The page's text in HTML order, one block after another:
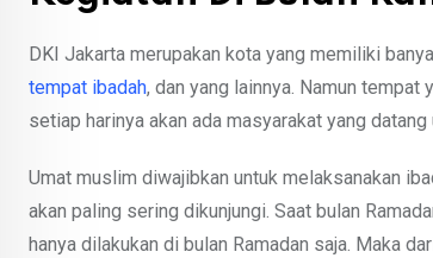
DKI Jakarta merupakan kota yang memiliki
tempat ibadah, dan yang lainnya. Namun
setiap harinya akan ada masyarakat yang
Umat muslim diwajibkan untuk melaksanakan
akan paling sering dikunjungi. Saat bulan
hanya dilakukan di bulan Ramadan saja. Maka